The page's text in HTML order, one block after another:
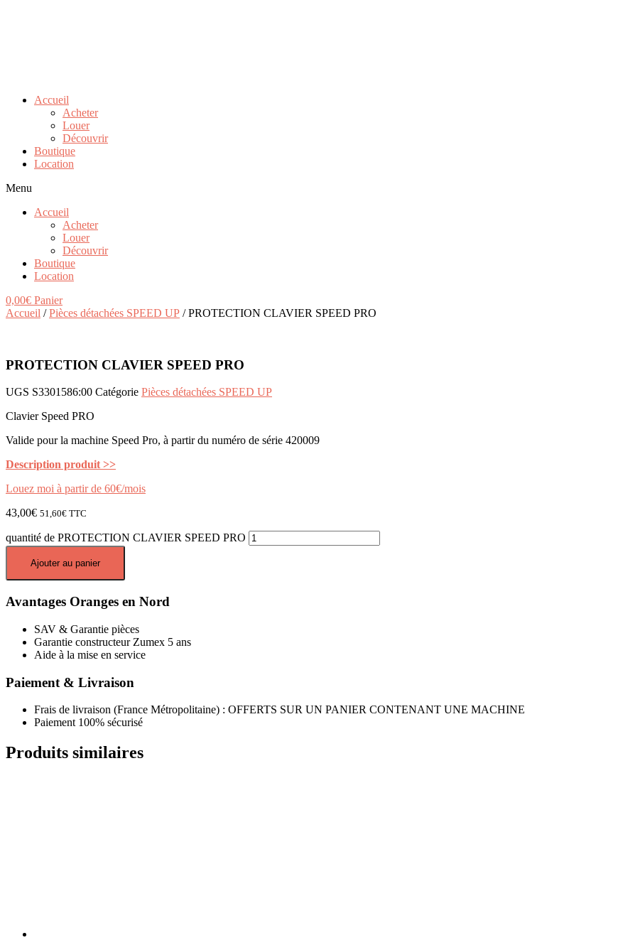
Accueil
Acheter
Louer
Découvrir
Boutique
Location
Menu
Accueil
Acheter
Louer
Découvrir
Boutique
Location
0,00€ Panier
Accueil /Pièces détachées SPEED UP / PROTECTION CLAVIER SPEED PRO
PROTECTION CLAVIER SPEED PRO
UGS S3301586:00 Catégorie Pièces détachées SPEED UP
Clavier Speed PRO
Valide pour la machine Speed Pro, à partir du numéro de série 420009
Description produit >>
Louez moi à partir de 60€/mois
43,00€ 51,60€ TTC
quantité de PROTECTION CLAVIER SPEED PRO
Ajouter au panier
Avantages Oranges en Nord
SAV & Garantie pièces
Garantie constructeur Zumex 5 ans
Aide à la mise en service
Paiement & Livraison
Frais de livraison (France Métropolitaine) : OFFERTS SUR UN PANIER CONTENANT UNE MACHINE
Paiement 100% sécurisé
Produits similaires